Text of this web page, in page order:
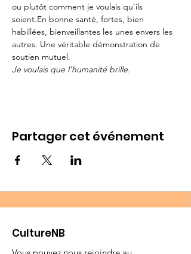
ou plutôt comment je voulais qu'ils
soient.En bonne santé, fortes, bien
habillées, bienveillantes les unes envers les
autres. Une véritable démonstration de
soutien mutuel.
Je voulais que l'humanité brille.
Partager cet événement
CultureNB